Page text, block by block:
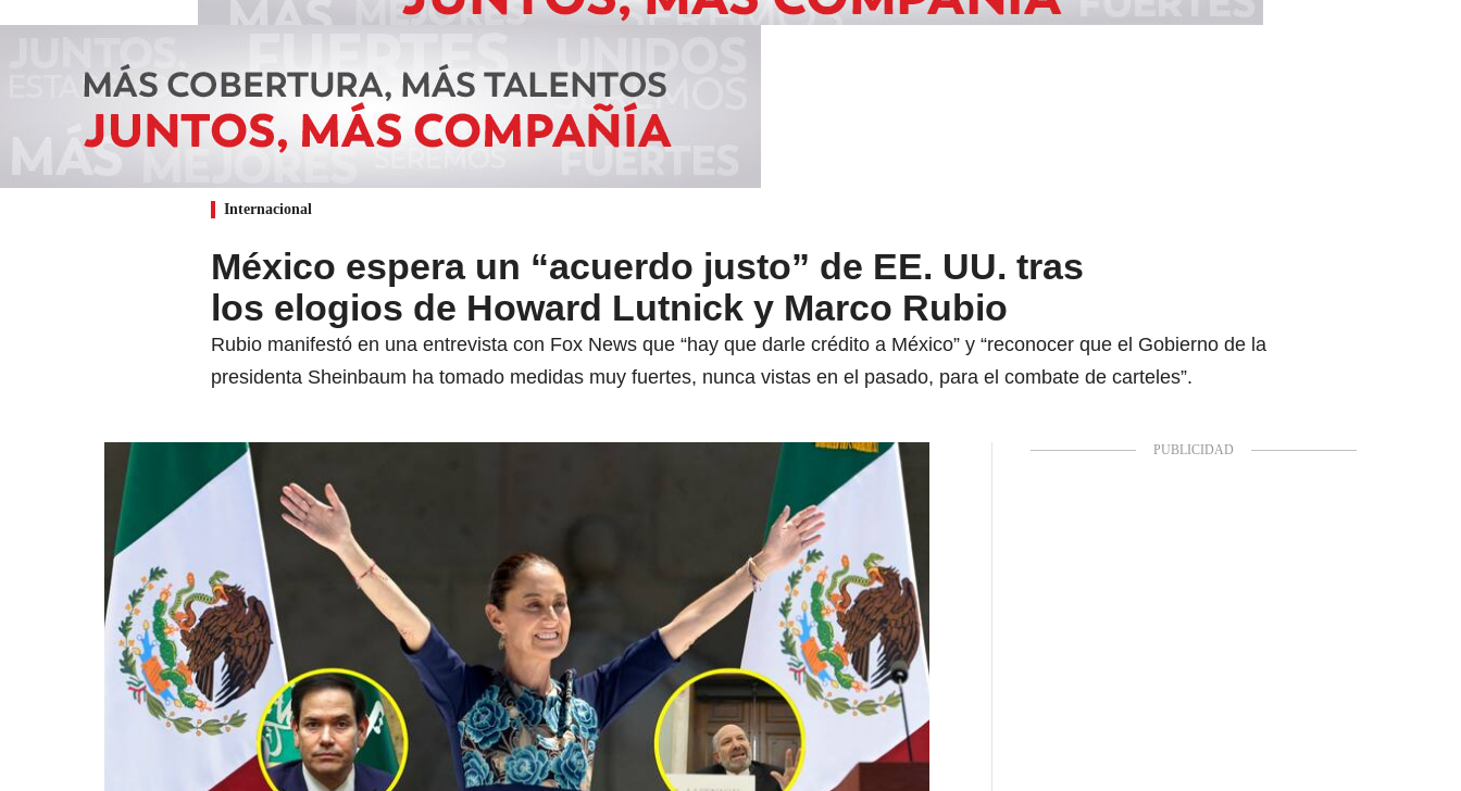
Internacional
México espera un “acuerdo justo” de EE. UU. tras
los elogios de Howard Lutnick y Marco Rubio
Rubio manifestó en una entrevista con Fox News que “hay que darle crédito a México” y “reconocer que el Gobierno de la
presidenta Sheinbaum ha tomado medidas muy fuertes, nunca vistas en el pasado, para el combate de carteles”.